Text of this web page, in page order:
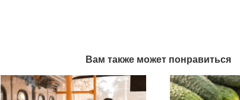
Вам также может понравиться